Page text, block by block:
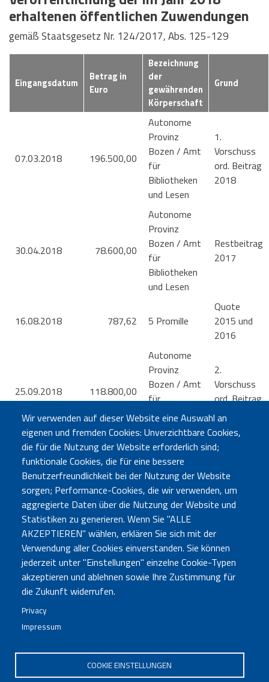
erhaltenen öffentlichen Zuwendungen
gemäß Staatsgesetz Nr. 124/2017, Abs. 125-129
Eingangsdatum
Betrag in
Euro
Bezeichnung
der
gewährenden
Körperschaft
Grund
07.03.2018 196.500,00
Autonome
Provinz
Bozen / Amt
für
Bibliotheken
und Lesen
1.
Vorschuss
ord. Beitrag
2018
30.04.2018 78.600,00
Autonome
Provinz
Bozen / Amt
für
Bibliotheken
und Lesen
Restbeitrag
2017
16.08.2018 787,62 5 Promille
Quote
2015 und
2016
25.09.2018 118.800,00
Autonome
Provinz
Bozen / Amt
für
Bibliotheken
und Lesen
2.
Vorschuss
ord. Beitrag
2018
Wir verwenden auf dieser Website eine Auswahl an
eigenen und fremden Cookies: Unverzichtbare Cookies,
die für die Nutzung der Website erforderlich sind;
funktionale Cookies, die für eine bessere
Benutzerfreundlichkeit bei der Nutzung der Website
sorgen; Performance-Cookies, die wir verwenden, um
aggregierte Daten über die Nutzung der Website und
Statistiken zu generieren. Wenn Sie "ALLE
AKZEPTIEREN" wählen, erklären Sie sich mit der
Verwendung aller Cookies einverstanden. Sie können
jederzeit unter "Einstellungen" einzelne Cookie-Typen
akzeptieren und ablehnen sowie Ihre Zustimmung für
die Zukunft widerrufen.
Privacy
Impressum
COOKIE EINSTELLUNGEN
Büro BozenSebastian-Altmann-Str. 17 - 39100 Bozen - Tel. 0471
Büro Bruneck
neuigkeiten@bvs.bz.it- PEC:bibliotheksverband@pec.bvs.bz.it